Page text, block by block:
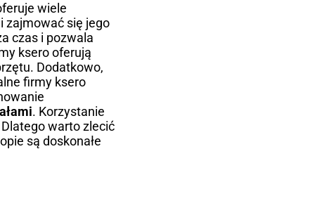
wiele
zajmować się jego
czas i pozwala
ksero oferują
Dodatkowo,
firmy ksero
. Korzystanie
warto zlecić
są doskonałe